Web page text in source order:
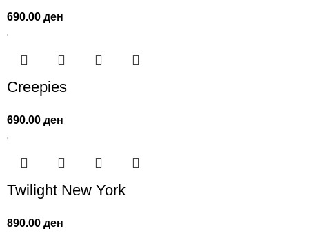
690.00ден
Creepies
690.00ден
Twilight New York
890.00ден